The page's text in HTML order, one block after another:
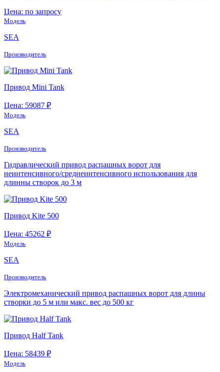
Цена: по запросу
Модель
SEA
Производитель
Привод Mini Tank
Цена: 59087 ₽
Модель
SEA
Производитель
Гидравлический привод распашных ворот для
неинтенсивного/среднеинтенсивного использования для
длинны створок до 3 м
Привод Kite 500
Цена: 45262 ₽
Модель
SEA
Производитель
Электромеханический привод распашных ворот для длины
створки до 5 м или макс. вес до 500 кг
Привод Half Tank
Цена: 58439 ₽
Модель